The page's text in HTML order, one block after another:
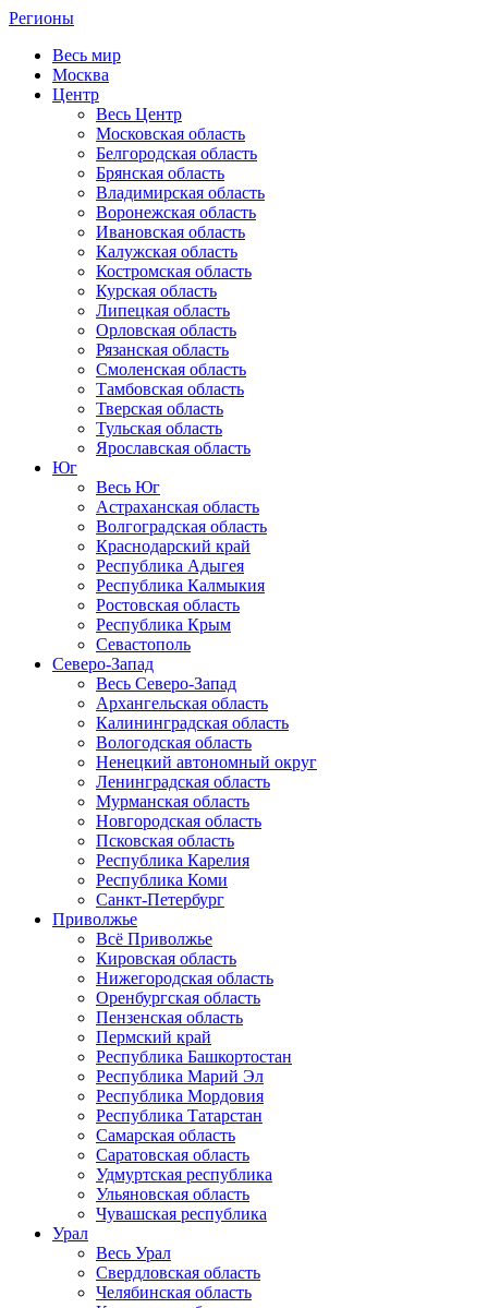
Регионы
Весь мир
Москва
Центр
Весь Центр
Московская область
Белгородская область
Брянская область
Владимирская область
Воронежская область
Ивановская область
Калужская область
Костромская область
Курская область
Липецкая область
Орловская область
Рязанская область
Смоленская область
Тамбовская область
Тверская область
Тульская область
Ярославская область
Юг
Весь Юг
Астраханская область
Волгоградская область
Краснодарский край
Республика Адыгея
Республика Калмыкия
Ростовская область
Республика Крым
Севастополь
Северо-Запад
Весь Северо-Запад
Архангельская область
Калининградская область
Вологодская область
Ненецкий автономный округ
Ленинградская область
Мурманская область
Новгородская область
Псковская область
Республика Карелия
Республика Коми
Санкт-Петербург
Приволжье
Всё Приволжье
Кировская область
Нижегородская область
Оренбургская область
Пензенская область
Пермский край
Республика Башкортостан
Республика Марий Эл
Республика Мордовия
Республика Татарстан
Самарская область
Саратовская область
Удмуртская республика
Ульяновская область
Чувашская республика
Урал
Весь Урал
Свердловская область
Челябинская область